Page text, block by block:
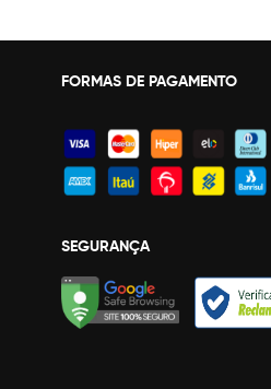
FORMAS DE PAGAMENTO
SEGURANÇA